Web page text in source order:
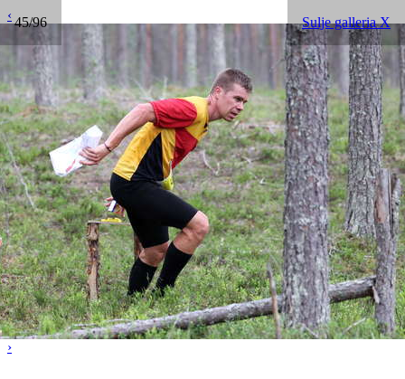
45/96 Sulje galleria X
‹
›